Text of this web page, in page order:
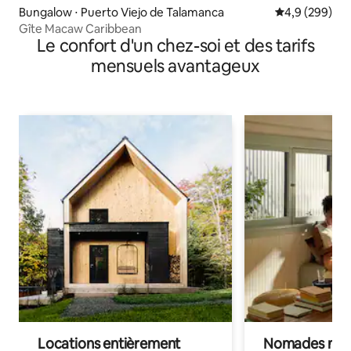
Bungalow ⋅ Puerto Viejo de Talamanca Évaluation
4,9 (299)
Gîte Macaw Caribbean
Le confort d'un chez-soi et des tarifs
mensuels avantageux
Locations entièrement Nomades